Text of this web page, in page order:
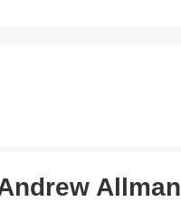
Allman
立即获取